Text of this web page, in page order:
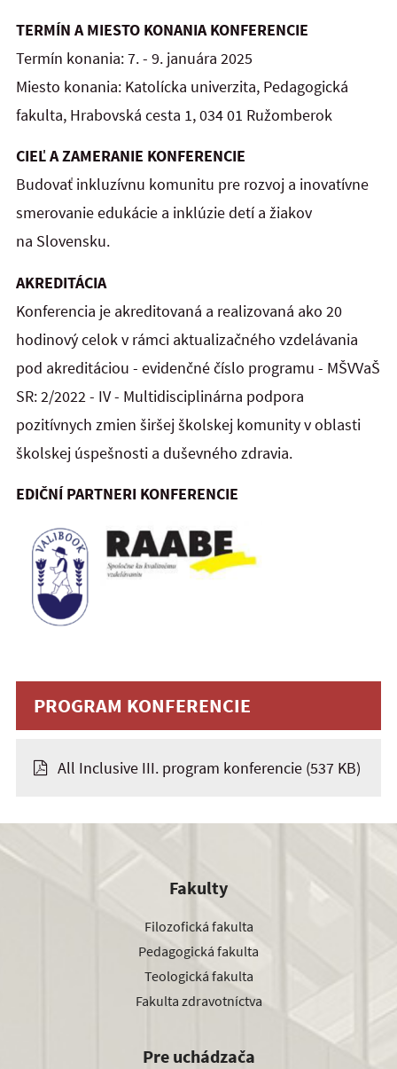
TERMÍN A MIESTO KONANIA KONFERENCIE
Termín konania: 7. - 9. januára 2025
Miesto konania: Katolícka univerzita, Pedagogická
fakulta, Hrabovská cesta 1, 034 01 Ružomberok
CIEĽ A ZAMERANIE KONFERENCIE
Budovať inkluzívnu komunitu pre rozvoj a inovatívne
smerovanie edukácie a inklúzie detí a žiakov
na Slovensku.
AKREDITÁCIA
Konferencia je akreditovaná a realizovaná ako 20
hodinový celok v rámci aktualizačného vzdelávania
pod akreditáciou - evidenčné číslo programu - MŠVVaŠ
SR: 2/2022 - IV - Multidisciplinárna podpora
pozitívnych zmien širšej školskej komunity v oblasti
školskej úspešnosti a duševného zdravia.
EDIČNÍ PARTNERI KONFERENCIE
PROGRAM KONFERENCIE
All Inclusive III. program konferencie (537 KB)
Fakulty
Filozofická fakulta
Pedagogická fakulta
Teologická fakulta
Fakulta zdravotníctva
Pre uchádzača